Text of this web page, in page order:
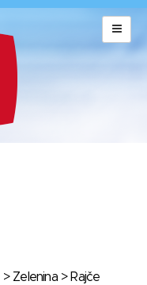
> Zelenina> Rajče